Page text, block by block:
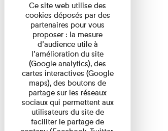
Ce site web utilise des
cookies déposés par des
partenaires pour vous
proposer : la mesure
d’audience utile à
l’amélioration du site
(Google analytics), des
cartes interactives (Google
maps), des boutons de
partage sur les réseaux
sociaux qui permettent aux
utilisateurs du site de
faciliter le partage de